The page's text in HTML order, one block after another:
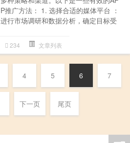
P推广方法： 1. 选择合适的媒体平台 ：
进行市场调研和数据分析，确定目标受
234 文章列表
4 5 6 7
下一页 尾页